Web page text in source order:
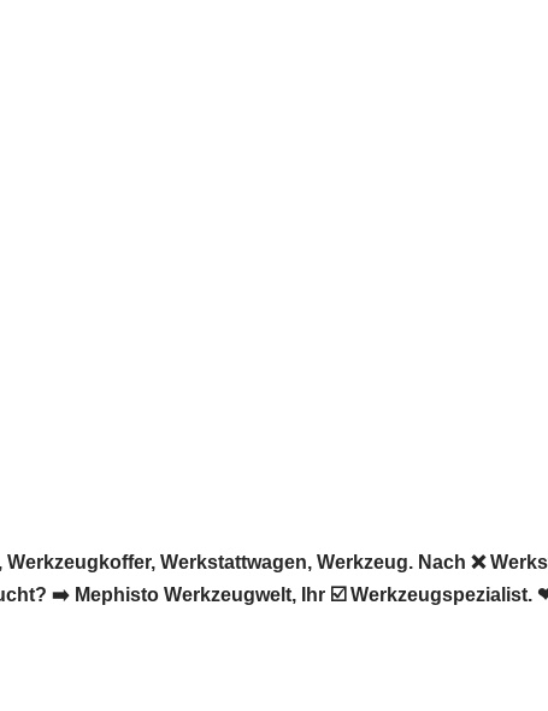
Werkstattwagen, Werkzeug. Nach ❌
➡️ Mephisto Werkzeugwelt, Ihr ☑️ Werkzeugspezialist.